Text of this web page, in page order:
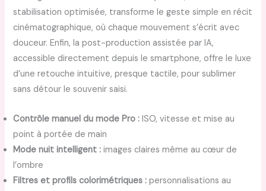
stabilisation optimisée, transforme le geste simple en récit
cinématographique, où chaque mouvement s’écrit avec
douceur. Enfin, la post-production assistée par IA,
accessible directement depuis le smartphone, offre le luxe
d’une retouche intuitive, presque tactile, pour sublimer
sans détour le souvenir saisi.
Contrôle manuel du mode Pro : ISO, vitesse et mise au
point à portée de main
Mode nuit intelligent : images claires même au cœur de
l’ombre
Filtres et profils colorimétriques : personnalisations au